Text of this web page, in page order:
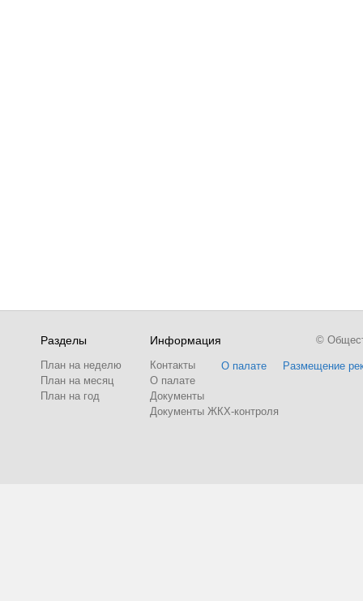
Разделы
План на неделю
План на месяц
План на год
Информация
Контакты
О палате
Документы
Документы ЖКХ-контроля
О палате Размещение
©